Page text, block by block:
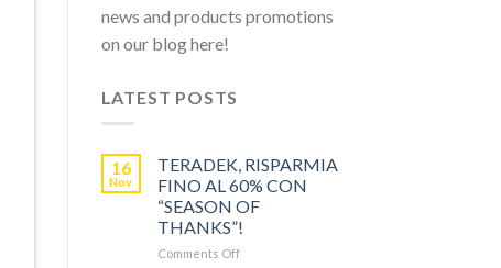
news and products promotions
on our blog here!
LATEST POSTS
16
Nov
TERADEK, RISPARMIA
FINO AL 60% CON
“SEASON OF
THANKS”!
Comments Offon